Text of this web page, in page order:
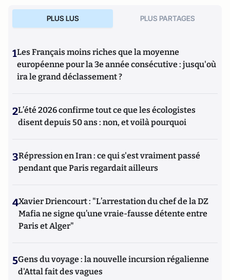
PLUS LUS PLUS PARTAGES
1Les Français moins riches que la moyenne
européenne pour la 3e année consécutive : jusqu'où
ira le grand déclassement ?
2L’été 2026 confirme tout ce que les écologistes
disent depuis 50 ans : non, et voilà pourquoi
3Répression en Iran : ce qui s'est vraiment passé
pendant que Paris regardait ailleurs
4Xavier Driencourt : "L’arrestation du chef de la DZ
Mafia ne signe qu’une vraie-fausse détente entre
Paris et Alger"
5Gens du voyage : la nouvelle incursion régalienne
d'Attal fait des vagues